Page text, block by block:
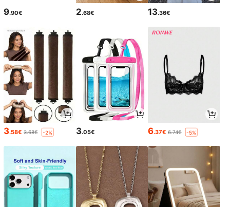
9.90€ 2.68€ 13.36€
3.58€ 3.68€ -2% 3.05€ 6.37€ 6.74€ -5%